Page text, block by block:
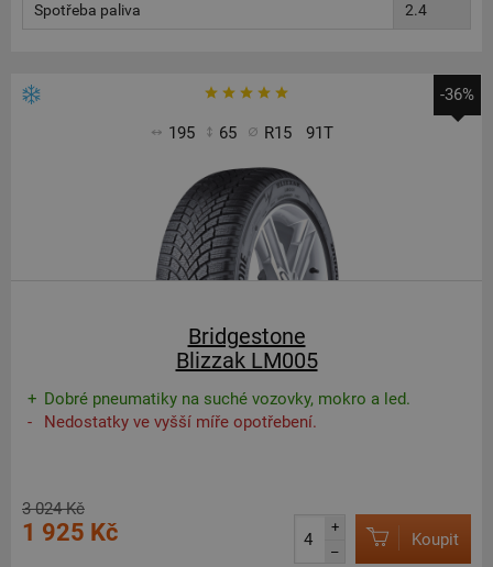
Spotřeba paliva 2.4
195 65 R15 91T
-36%
Bridgestone
Blizzak LM005
Dobré pneumatiky na suché vozovky, mokro a led.
Nedostatky ve vyšší míře opotřebení.
3 024 Kč
1 925 Kč
+
–
Koupit